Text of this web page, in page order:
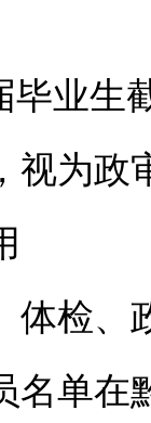
业生
视为政
检、
名单在